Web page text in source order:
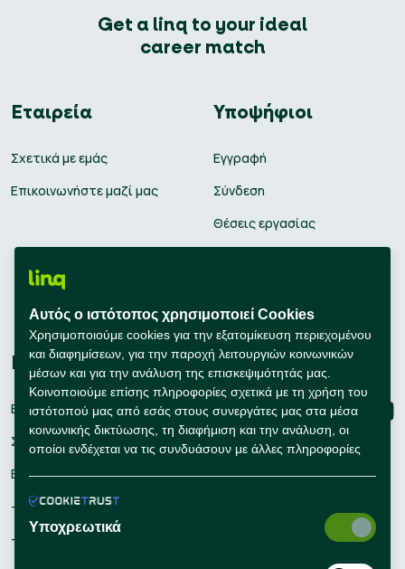
Get a linq to your ideal
career match
Εταιρεία
Σχετικά με εμάς
Επικοινωνήστε μαζί μας
Υποψήφιοι
Εγγραφή
Σύνδεση
Θέσεις εργασίας
Συμβουλές Καριέρας
Εταιρείες
Εγγραφή
Σύνδεση
Εργαλεία Προσλήψεων
– Self Service Hiring Solutions
– Talent Hiring Solutions
Connect with us
Αυτός ο ιστότοπος χρησιμοποιεί Cookies
Χρησιμοποιούμε cookies για την εξατομίκευση περιεχομένου
και διαφημίσεων, για την παροχή λειτουργιών κοινωνικών
μέσων και για την ανάλυση της επισκεψιμότητάς μας.
Κοινοποιούμε επίσης πληροφορίες σχετικά με τη χρήση του
ιστότοπού μας από εσάς στους συνεργάτες μας στα μέσα
κοινωνικής δικτύωσης, τη διαφήμιση και την ανάλυση, οι
οποίοι ενδέχεται να τις συνδυάσουν με άλλες πληροφορίες
Υποχρεωτικά